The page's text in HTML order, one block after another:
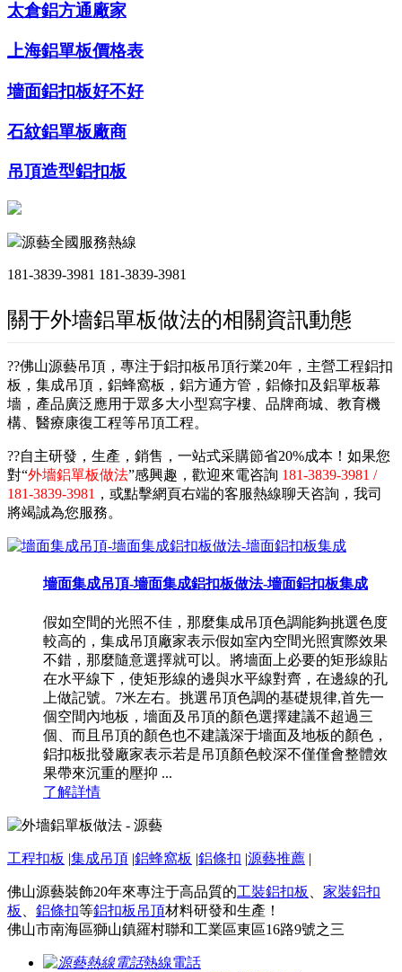
太倉鋁方通廠家
上海鋁單板價格表
墻面鋁扣板好不好
石紋鋁單板廠商
吊頂造型鋁扣板
源藝全國服務熱線
181-3839-3981 181-3839-3981
關于外墻鋁單板做法的相關資訊動態
??佛山源藝吊頂，專注于鋁扣板吊頂行業20年，主營工程鋁扣
板，集成吊頂，鋁蜂窩板，鋁方通方管，鋁條扣及鋁單板幕
墻，產品廣泛應用于眾多大小型寫字樓、品牌商城、教育機
構、醫療康復工程等吊頂工程。
??自主研發，生產，銷售，一站式采購節省20%成本！如果您
對“外墻鋁單板做法”感興趣，歡迎來電咨詢 181-3839-3981 /
181-3839-3981 ，或點擊網頁右端的客服熱線聊天咨詢，我司
將竭誠為您服務。
墻面集成吊頂-墻面集成鋁扣板做法-墻面鋁扣板集成
假如空間的光照不佳，那麼集成吊頂色調能夠挑選色度
較高的，集成吊頂廠家表示假如室內空間光照實際效果
不錯，那麼隨意選擇就可以。將墻面上必要的矩形線貼
在水平線下，使矩形線的邊與水平線對齊，在邊線的孔
上做記號。7米左右。挑選吊頂色調的基礎規律,首先一
個空間內地板，墻面及吊頂的顏色選擇建議不超過三
個、而且吊頂的顏色也不建議深于墻面及地板的顏色，
鋁扣板批發廠家表示若是吊頂顏色較深不僅僅會整體效
果帶來沉重的壓抑 ...
了解詳情
工程扣板 |集成吊頂 |鋁蜂窩板 |鋁條扣 |源藝推薦 |
佛山源藝裝飾20年來專注于高品質的工裝鋁扣板
家裝鋁扣
板
鋁條扣等鋁扣板吊頂材料研發和生產！
佛山市南海區獅山鎮羅村聯和工業區東區16路9號之三
熱線電話